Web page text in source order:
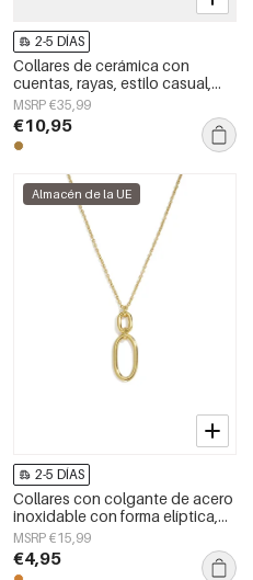
2-5 DÍAS
Collares de cerámica con
cuentas, rayas, estilo casual,
sencillos, para mujer.
MSRP €35,99
€10,95
Almacén de la UE
2-5 DÍAS
Collares con colgante de acero
inoxidable con forma elíptica,
sencillos, de la serie Daily
Simple para mujer.
MSRP €15,99
€4,95